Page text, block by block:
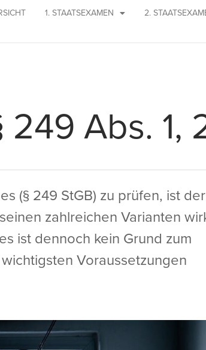
1. STAATSEXAMEN 2.
Abs. 1,
(§ 249 StGB) zu prüfen, ist der
zahlreichen Varianten
ist dennoch kein Grund zum
Voraussetzungen